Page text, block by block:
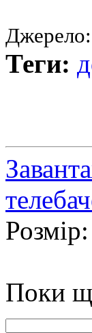
Джерело:
Теги:
Поки